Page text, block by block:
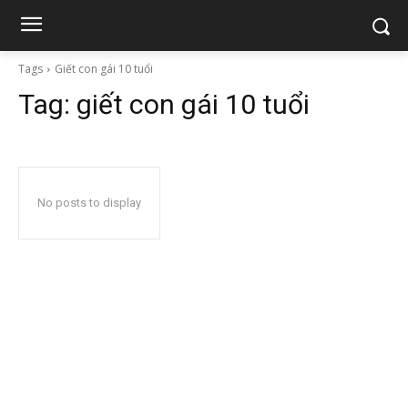
Tags Giết con gái 10 tuổi
Tag: giết con gái 10 tuổi
No posts to display